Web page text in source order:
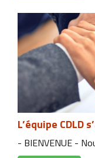
L’équipe CDLD
- BIENVENUE -